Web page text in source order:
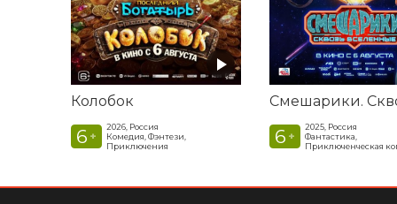
Колобок
6 +
2026, Россия
Комедия, Фэнтези,
Приключения
6 +
2025, Россия
Фантастика,
Приключенческая